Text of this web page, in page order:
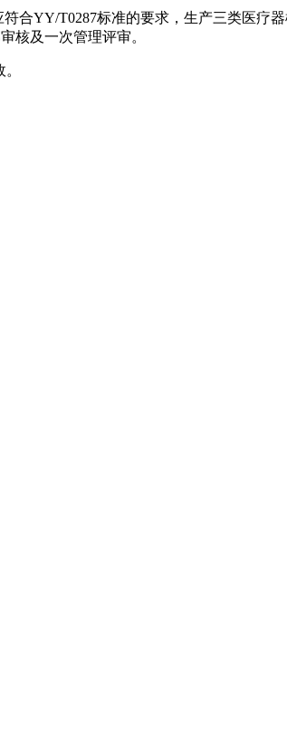
YY/T0287标准的要求，生产三类医疗
核及一次管理评审。